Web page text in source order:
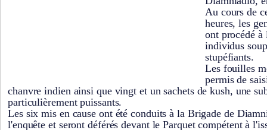
Au cours de
heures, les
ont procédé
individus
stupéfiants.
Les fouilles
permis de
chanvre indien ainsi que vingt et un sachets de kush, une
particulièrement puissants.
Les six mis en cause ont été conduits à la Brigade de
l'enquête et seront déférés devant le Parquet compétent à